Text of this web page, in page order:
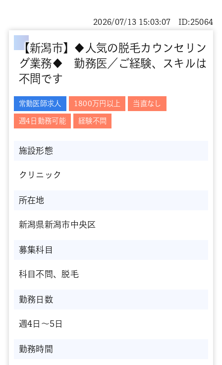
【新潟市】◆人気の脱毛カウンセリン
グ業務◆ 勤務医／ご経験、スキルは
不問です
2026/07/13 15:03:07 ID:25064
常勤医師求人 1800万円以上 当直なし
週4日勤務可能 経験不問
施設形態
クリニック
所在地
新潟県新潟市中央区
募集科目
科目不問、脱毛
勤務日数
週4日～5日
勤務時間